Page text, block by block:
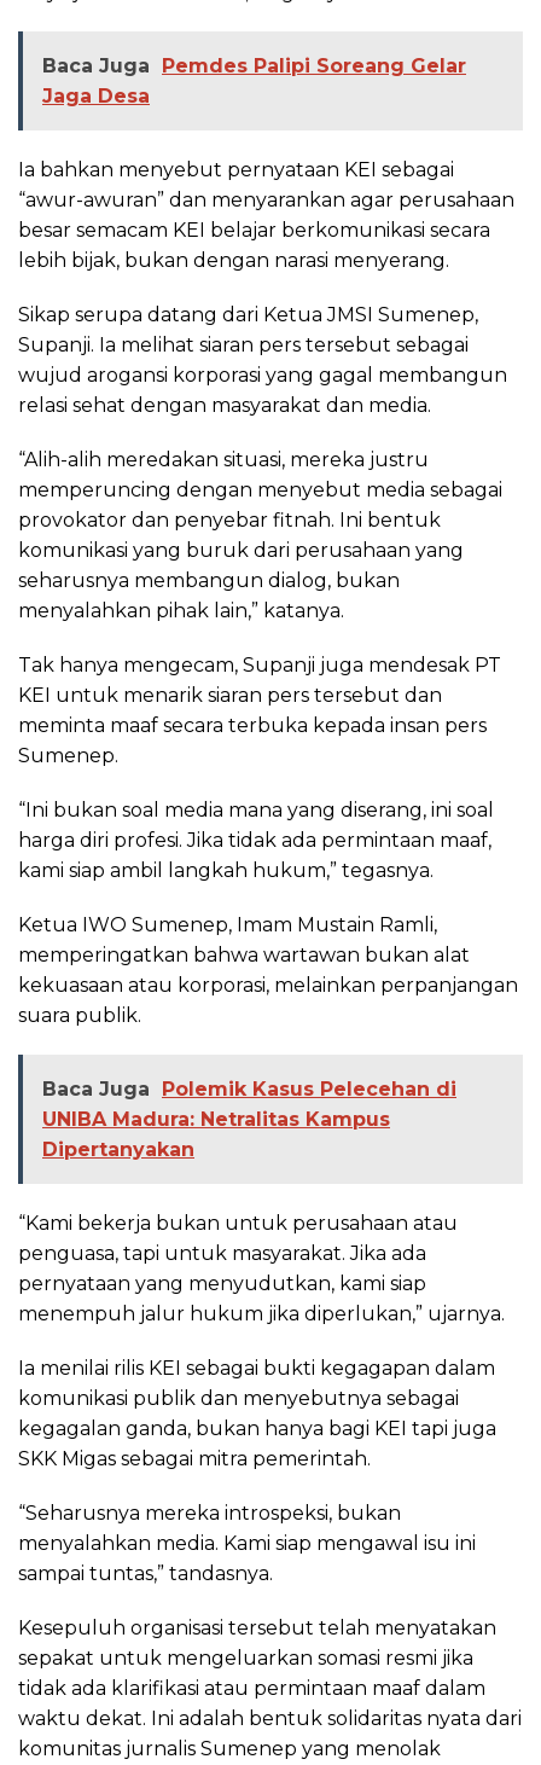
Baca Juga
Pemdes Palipi Soreang Gelar
Jaga Desa
Ia bahkan menyebut pernyataan KEI sebagai
“awur-awuran” dan menyarankan agar perusahaan
besar semacam KEI belajar berkomunikasi secara
lebih bijak, bukan dengan narasi menyerang.
Sikap serupa datang dari Ketua JMSI Sumenep,
Supanji. Ia melihat siaran pers tersebut sebagai
wujud arogansi korporasi yang gagal membangun
relasi sehat dengan masyarakat dan media.
“Alih-alih meredakan situasi, mereka justru
memperuncing dengan menyebut media sebagai
provokator dan penyebar fitnah. Ini bentuk
komunikasi yang buruk dari perusahaan yang
seharusnya membangun dialog, bukan
menyalahkan pihak lain,” katanya.
Tak hanya mengecam, Supanji juga mendesak PT
KEI untuk menarik siaran pers tersebut dan
meminta maaf secara terbuka kepada insan pers
Sumenep.
“Ini bukan soal media mana yang diserang, ini soal
harga diri profesi. Jika tidak ada permintaan maaf,
kami siap ambil langkah hukum,” tegasnya.
Ketua IWO Sumenep, Imam Mustain Ramli,
memperingatkan bahwa wartawan bukan alat
kekuasaan atau korporasi, melainkan perpanjangan
suara publik.
Baca Juga
Polemik Kasus Pelecehan di
UNIBA Madura: Netralitas Kampus
Dipertanyakan
“Kami bekerja bukan untuk perusahaan atau
penguasa, tapi untuk masyarakat. Jika ada
pernyataan yang menyudutkan, kami siap
menempuh jalur hukum jika diperlukan,” ujarnya.
Ia menilai rilis KEI sebagai bukti kegagapan dalam
komunikasi publik dan menyebutnya sebagai
kegagalan ganda, bukan hanya bagi KEI tapi juga
SKK Migas sebagai mitra pemerintah.
“Seharusnya mereka introspeksi, bukan
menyalahkan media. Kami siap mengawal isu ini
sampai tuntas,” tandasnya.
Kesepuluh organisasi tersebut telah menyatakan
sepakat untuk mengeluarkan somasi resmi jika
tidak ada klarifikasi atau permintaan maaf dalam
waktu dekat. Ini adalah bentuk solidaritas nyata dari
komunitas jurnalis Sumenep yang menolak